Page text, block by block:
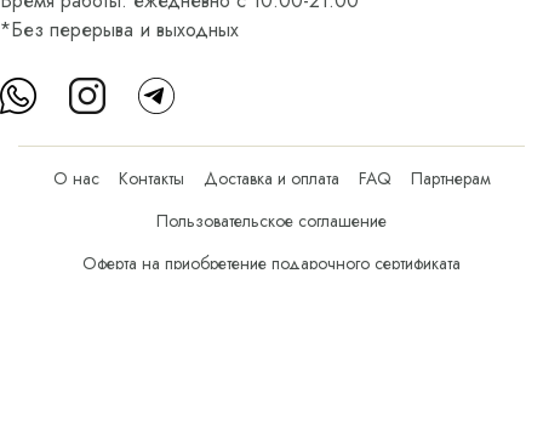
*Без перерыва и выходных
О нас Контакты Доставка и оплата FAQ
Партнерам
Пользовательское соглашение
Оферта на приобретение подарочного сертификата